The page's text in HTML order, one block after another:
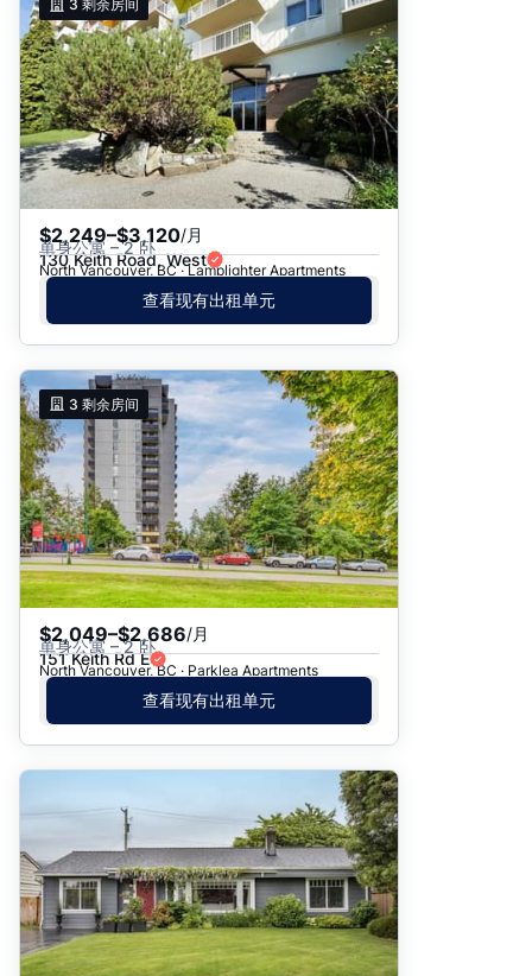
3 剩余房间
$2,249–$3,120/月
单身公寓 – 2 卧
130 Keith Road, West
North Vancouver, BC · Lamplighter Apartments
查看现有出租单元
3 剩余房间
$2,049–$2,686/月
单身公寓 – 2 卧
151 Keith Rd E
North Vancouver, BC · Parklea Apartments
查看现有出租单元